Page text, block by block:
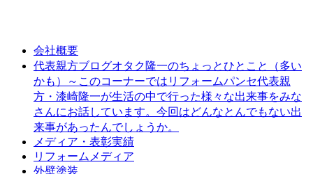
会社概要
代表親方ブログオタク隆一のちょっとひとこと（多い
かも）～このコーナーではリフォームパンセ代表親
方・漆崎隆一が生活の中で行った様々な出来事をみな
さんにお話しています。今回はどんなとんでもない出
来事があったんでしょうか。
メディア・表彰実績
リフォームメディア
外壁塗装